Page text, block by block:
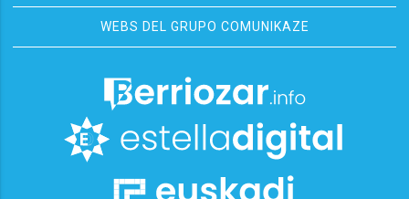
WEBS DEL GRUPO COMUNIKAZE